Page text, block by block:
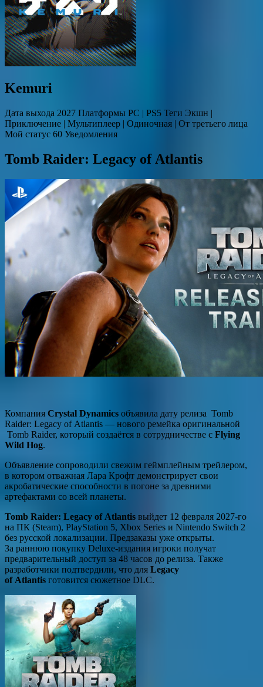
Kemuri
Дата выхода 2027 Платформы PC | PS5 Теги Экшн |
Приключение | Мультиплеер | Одиночная | От третьего лица
Мой статус 60 Уведомления
Tomb Raider: Legacy of Atlantis
Компания Crystal Dynamics объявила дату релиза Tomb
Raider: Legacy of Atlantis — нового ремейка оригинальной
Tomb Raider, который создаётся в сотрудничестве с Flying
Wild Hog.
Объявление сопроводили свежим геймплейным трейлером,
в котором отважная Лара Крофт демонстрирует свои
акробатические способности в погоне за древними
артефактами со всей планеты.
Tomb Raider: Legacy of Atlantis выйдет 12 февраля 2027-го
на ПК (Steam), PlayStation 5, Xbox Series и Nintendo Switch 2
без русской локализации. Предзаказы уже открыты.
За раннюю покупку Deluxe-издания игроки получат
предварительный доступ за 48 часов до релиза. Также
разработчики подтвердили, что для Legacy
of Atlantis готовится сюжетное DLC.